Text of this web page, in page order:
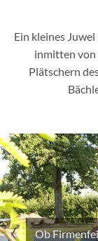
Ein kleines
inmitten von
Plätschern
Ob